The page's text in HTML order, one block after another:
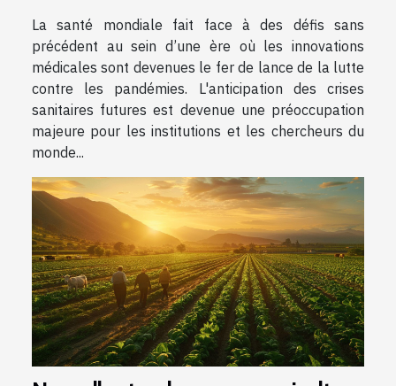
La santé mondiale fait face à des défis sans
précédent au sein d’une ère où les innovations
médicales sont devenues le fer de lance de la lutte
contre les pandémies. L'anticipation des crises
sanitaires futures est devenue une préoccupation
majeure pour les institutions et les chercheurs du
monde...